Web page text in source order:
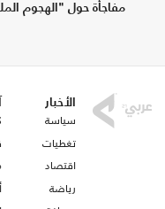
مفاجأة حول "الهجوم
الأخبار
سياسة
تغطيات
اقتصاد
رياضة